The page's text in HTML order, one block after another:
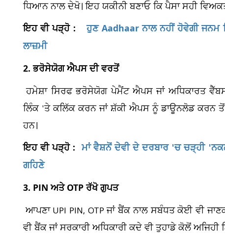
ਧਿਆਨ ਨਾਲ ਦੇਖੋ। ਇਹ ਯਕੀਨੀ ਬਣਾਓ ਕਿ ਪੈਸਾ ਸਹੀ
ਇਹ ਵੀ ਪੜ੍ਹੋ :
ਹੁਣ Aadhaar ਨਾਲ ਨਹੀਂ ਹੋਵੇਗੀ ਜਨਮ
ਲਾਜ਼ਮੀ
2. ਭਰੋਸੇਯੋਗ ਐਪਸ ਦੀ ਵਰਤੋਂ
ਹਮੇਸ਼ਾ ਸਿਰਫ ਭਰੋਸੇਯੋਗ ਪੇਮੈਂਟ ਐਪਸ ਜਾਂ ਅਧਿਕਾਰਤ
ਲਿੰਕ 'ਤੇ ਕਲਿੱਕ ਕਰਨ ਜਾਂ ਸ਼ੱਕੀ ਐਪਸ ਨੂੰ ਡਾਊਨਲੋਡ ਕਰਨ
ਹਨ।
ਇਹ ਵੀ ਪੜ੍ਹੋ :ਮਾਂ ਵੈਸ਼ਨੋਂ ਦੇਵੀ ਦੇ ਦਰਬਾਰ 'ਚ ਚੜ੍ਹੀ
ਗਹਿਣੇ
3. PIN ਅਤੇ OTP ਰੱਖੋ ਗੁਪਤ
ਆਪਣਾ UPI PIN, OTP ਜਾਂ ਬੈਂਕ ਨਾਲ ਸਬੰਧਤ ਕੋਈ ਵੀ
ਵੀ ਬੈਂਕ ਜਾਂ ਸਰਕਾਰੀ ਅਧਿਕਾਰੀ ਕਦੇ ਵੀ ਤੁਹਾਡੇ ਕੋਲੋਂ ਅਜਿਹੀ